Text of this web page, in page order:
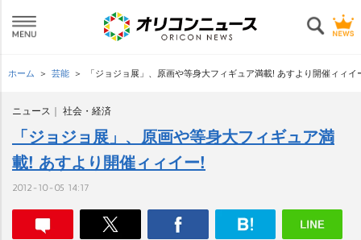
ホーム 芸能 「ジョジョ展」、原画や等身大フィギュア満載! あすより開催ィィイ
ニュース 社会・経済
「ジョジョ展」、原画や等身大フィギュア満
載! あすより開催ィィイー!
2012-10-05 14:17